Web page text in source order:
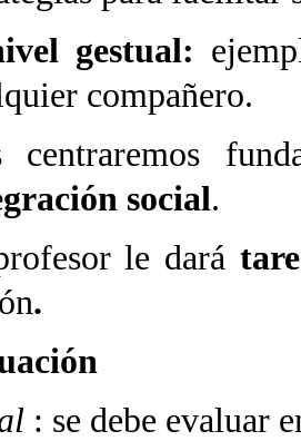
gestual:
compañero.
centraremos
social.
le dará
.
: se debe evaluar